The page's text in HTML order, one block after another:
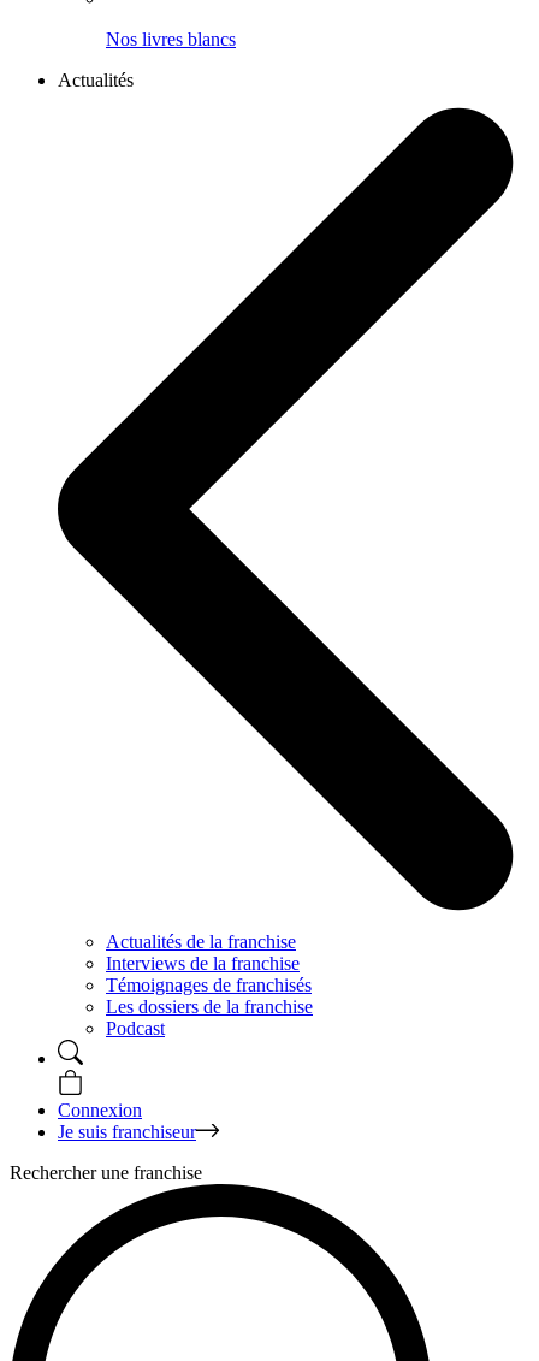
Nos livres blancs
Actualités
Actualités de la franchise
Interviews de la franchise
Témoignages de franchisés
Les dossiers de la franchise
Podcast
Connexion
Je suis franchiseur
Rechercher une franchise